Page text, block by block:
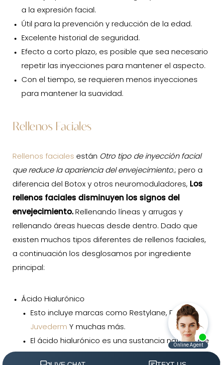
a la expresión facial.
Útil para la prevención y reducción de la edad.
Excelente historial de seguridad.
Efecto a corto plazo, es posible que sea necesario
repetir las inyecciones para mantener el aspecto.
Con el tiempo, se requieren menos inyecciones
para mantener la suavidad.
Rellenos Faciales
Rellenos faciales están Otro tipo de inyección facial
que reduce la apariencia del envejecimiento.; pero a
diferencia del Botox y otros neuromoduladores, Los
rellenos faciales disminuyen los signos del
envejecimiento.Rellenando líneas y arrugas y
rellenando áreas huecas desde dentro. Dado que
existen muchos tipos diferentes de rellenos faciales,
a continuación los desglosamos por ingrediente
principal:
Ácido Hialurónico
Esto incluye marcas como Restylane, Perlane,
Juvederm Y muchas más.
El ácido hialurónico es una sustancia natural que